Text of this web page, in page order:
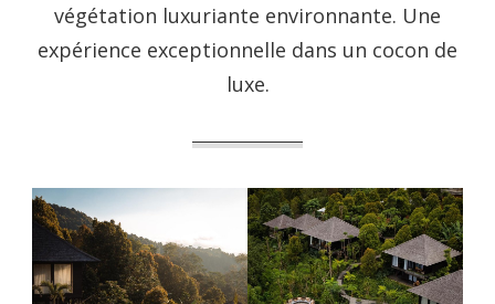
végétation luxuriante environnante. Une
expérience exceptionnelle dans un cocon de
luxe.